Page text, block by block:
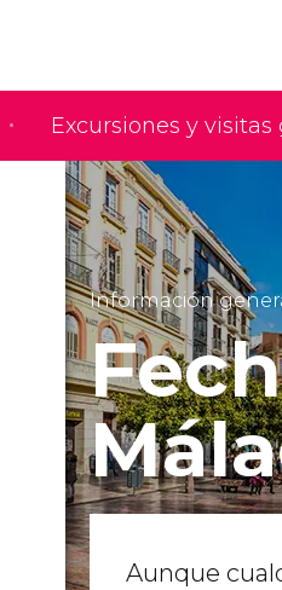
Excursiones y visitas
Información
Aunque